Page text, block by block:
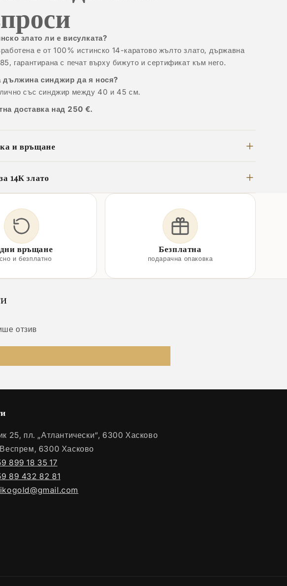
злато ли е висулката?
е от 100% истинско 14-каратово жълто злато, държавна
гарантирана с печат върху бижуто и сертификат към него.
дължина синджир да я нося?
със синджир между 40 и 45 см.
доставка над 250 €.
и връщане
14К злато
дни връщане
и безплатно
Безплатна
подарачна опаковка
отзив
25, пл. „Атлантически“, 6300 Хасково
6300 Хасково
899 18 35 17
89 432 82 81